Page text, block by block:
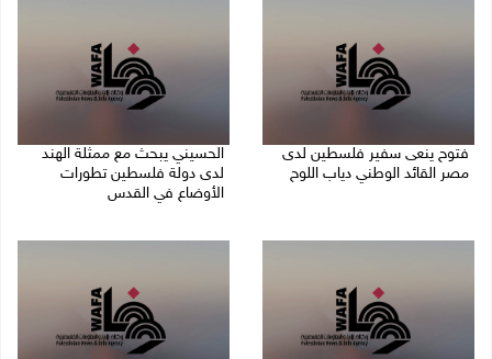
فتوح ينعى سفير فلسطين لدى
مصر القائد الوطني دياب اللوح
الحسيني يبحث مع ممثلة الهند
لدى دولة فلسطين تطورات
الأوضاع في القدس